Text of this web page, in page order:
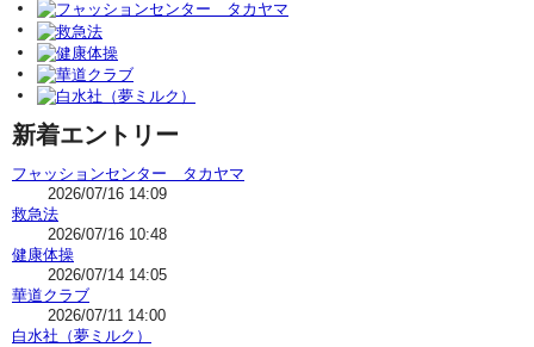
新着エントリー
フャッションセンター タカヤマ
2026/07/16 14:09
救急法
2026/07/16 10:48
健康体操
2026/07/14 14:05
華道クラブ
2026/07/11 14:00
白水社（夢ミルク）